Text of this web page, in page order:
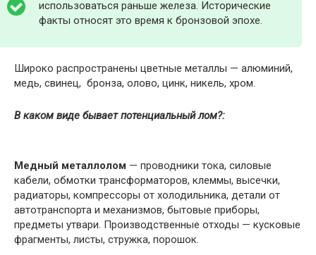
использоваться раньше железа. Исторические
факты относят это время к бронзовой эпохе.
Широко распространены цветные металлы — алюминий,
медь, свинец, бронза, олово, цинк, никель, хром.
В каком виде бывает потенциальный лом?:
Медный металлолом — проводники тока, силовые
кабели, обмотки трансформаторов, клеммы, высечки,
радиаторы, компрессоры от холодильника, детали от
автотранспорта и механизмов, бытовые приборы,
предметы утвари. Производственные отходы — кусковые
фрагменты, листы, стружка, порошок.